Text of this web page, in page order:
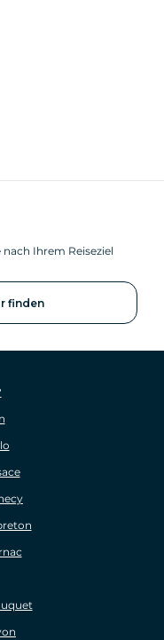
Ihrem Reiseziel
finden